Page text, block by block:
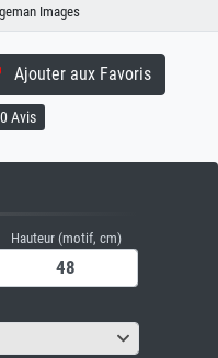
Images
Ajouter aux Favoris
0 Avis
Hauteur (motif, cm)